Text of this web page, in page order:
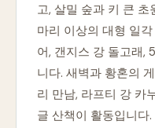
고, 살밀 숲과 키 큰 초
마리 이상의 대형 일각
어, 갠지스 강 돌고래,
니다. 새벽과 황혼의
리 만남, 라프티 강 카
글 산책이 활동입니다.